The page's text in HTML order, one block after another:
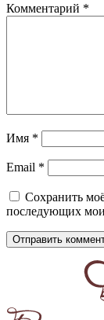
Комментарий *
Имя *
Email *
Сохранить
последующих